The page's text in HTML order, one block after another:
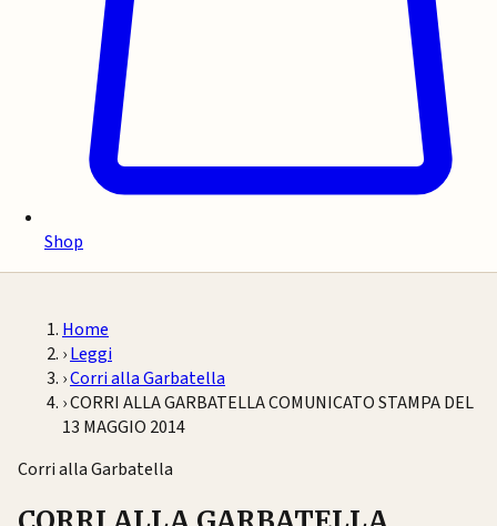
Shop
Home
›Leggi
›Corri alla Garbatella
›CORRI ALLA GARBATELLA COMUNICATO STAMPA DEL
13 MAGGIO 2014
Corri alla Garbatella